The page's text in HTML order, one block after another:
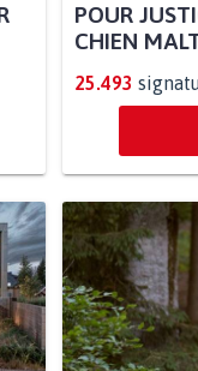
POUR
CHIEN
25.493